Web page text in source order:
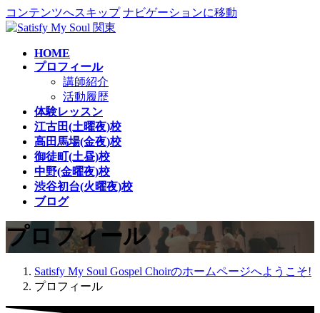
コンテンツへスキップ ナビゲーションに移動
HOME
プロフィール
講師紹介
活動履歴
体験レッスン
江古田(土曜夜)校
高田馬場(金夜)校
御徒町(土昼)校
中野(金曜夜)校
渋谷初台(火曜夜)校
ブログ
プロフィール
Satisfy My Soul Gospel Choirのホームページへようこそ!
プロフィール